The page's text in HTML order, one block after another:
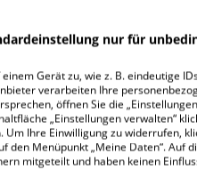
MVZ Ehrhard Hain
nur für
Gerät zu, wie z. B. eindeutige
verarbeiten Ihre
öffnen Sie die
„Einstellungen verwalten“
Ihre Einwilligung zu widerrufen,
den Menüpunkt „Meine Daten“. Auf
mitgeteilt und haben keinen